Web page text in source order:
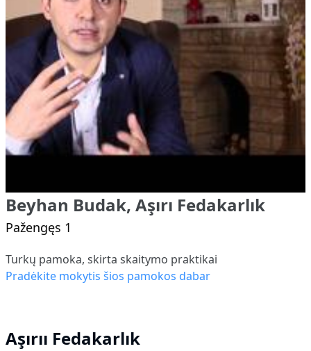
Beyhan Budak, Aşırı Fedakarlık
Pažengęs 1
Turkų pamoka, skirta skaitymo praktikai
Pradėkite mokytis šios pamokos dabar
Aşırıı Fedakarlık